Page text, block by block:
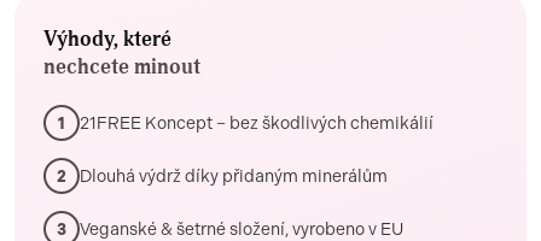
Výhody, které
nechcete minout
1 21FREE Koncept – bez škodlivých chemikálií
2 Dlouhá výdrž díky přidaným minerálům
3 Veganské & šetrné složení, vyrobeno v EU